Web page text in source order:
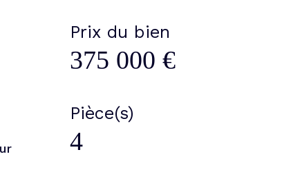
Prix du bien
375 000 €
Pièce(s)
4